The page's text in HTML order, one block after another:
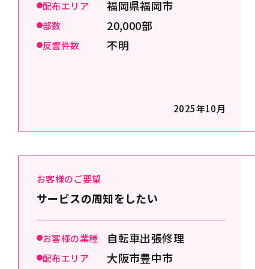
配布エリア 福岡県福岡市
部数 20,000部
反響件数 不明
2025年10月
お客様のご要望
サービスの周知をしたい
お客様の業種 自転車出張修理
配布エリア 大阪市豊中市